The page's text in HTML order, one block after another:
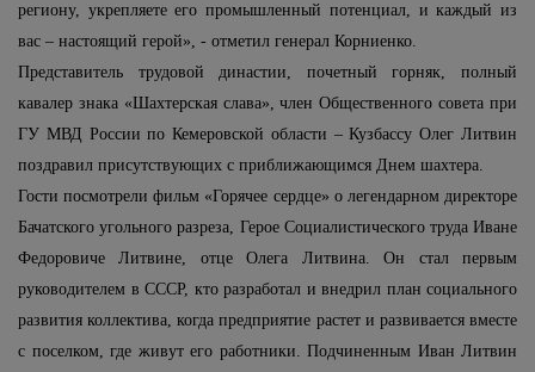
региону, укрепляете его промышленный потенциал, и каждый из
вас – настоящий герой», - отметил генерал Корниенко.
Представитель трудовой династии, почетный горняк, полный
кавалер знака «Шахтерская слава», член Общественного совета при
ГУ МВД России по Кемеровской области – Кузбассу Олег Литвин
поздравил присутствующих с приближающимся Днем шахтера.
Гости посмотрели фильм «Горячее сердце» о легендарном директоре
Бачатского угольного разреза, Герое Социалистического труда Иване
Федоровиче Литвине, отце Олега Литвина. Он стал первым
руководителем в СССР, кто разработал и внедрил план социального
развития коллектива, когда предприятие растет и развивается вместе
с поселком, где живут его работники. Подчиненным Иван Литвин